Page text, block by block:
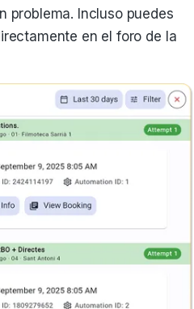
problema. Incluso puedes
en el foro de la